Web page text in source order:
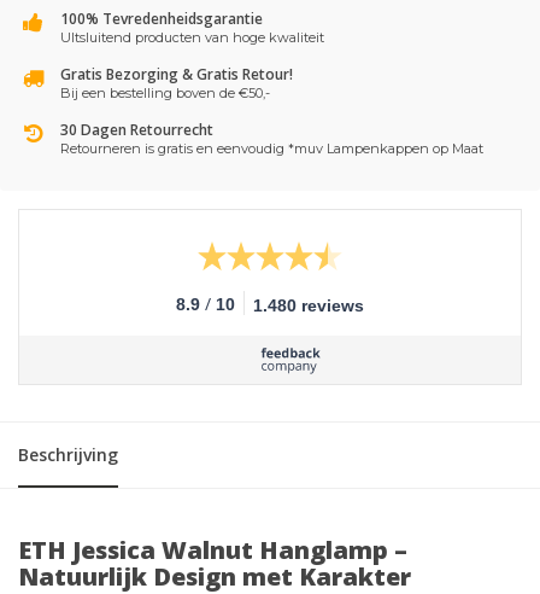
100% Tevredenheidsgarantie
UItsluitend producten van hoge kwaliteit
Gratis Bezorging & Gratis Retour!
Bij een bestelling boven de €50,-
30 Dagen Retourrecht
Retourneren is gratis en eenvoudig *muv Lampenkappen op Maat
8.9 / 10 1.480 reviews
Beschrijving
ETH Jessica Walnut Hanglamp –
Natuurlijk Design met Karakter